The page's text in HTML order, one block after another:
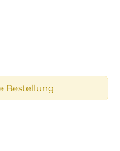
Bestellung